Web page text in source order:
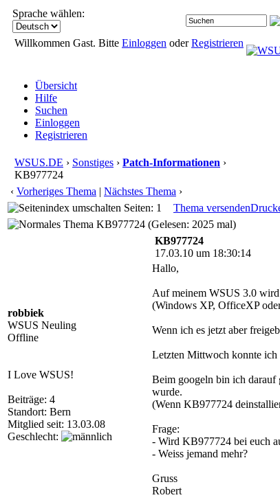
Sprache wählen:
Willkommen Gast. Bitte Einloggen oderRegistrieren
Übersicht
Hilfe
Suchen
Einloggen
Registrieren
WSUS.DE › Sonstiges › Patch-Informationen ›
KB977724
‹ Vorheriges Thema | Nächstes Thema ›
Seiten: 1
Thema versenden
KB977724 (Gelesen: 2025 mal)
robbiek
WSUS Neuling
Offline
I Love WSUS!
Beiträge: 4
Standort: Bern
Mitglied seit: 13.03.08
Geschlecht:
KB977724
17.03.10 um 18:30:14
Hallo,
Auf meinem WSUS 3.0
(Windows XP, OfficeXP
Wenn ich es jetzt aber
Letzten Mittwoch konnte ich
Beim googeln bin ich darauf
wurde.
(Wenn KB977724
Frage:
- Wird KB977724 bei euch
- Weiss jemand mehr?
Gruss
Robert